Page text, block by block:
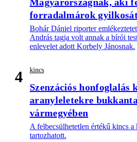
forradalmárok
Bohár Dániel riporter
András tagja volt annak a bírói
enlevelet adott Korbely Jánosnak.
4 kincs
Szenzációs honfoglalás
aranyleletekre
vármegyében
A felbecsülhetetlen értékű kincs
tartozhatott.